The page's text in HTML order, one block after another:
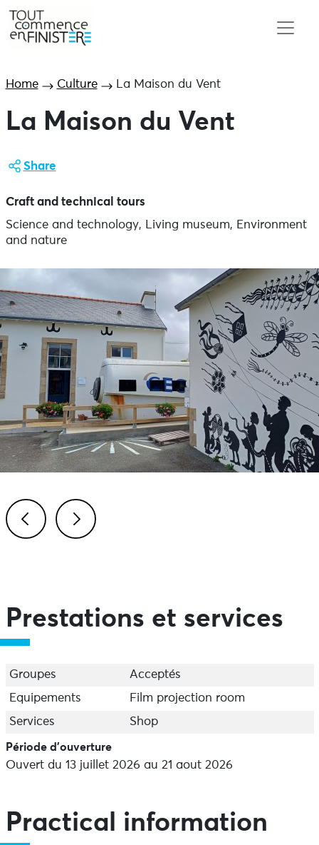
Home Culture La Maison du Vent
La Maison du Vent
Share
Craft and technical tours
Science and technology, Living museum, Environment
and nature
Prestations et services
Groupes
Acceptés
Equipements
Film projection room
Services
Shop
Période d'ouverture
Ouvert du 13 juillet 2026 au 21 aout 2026
Practical information